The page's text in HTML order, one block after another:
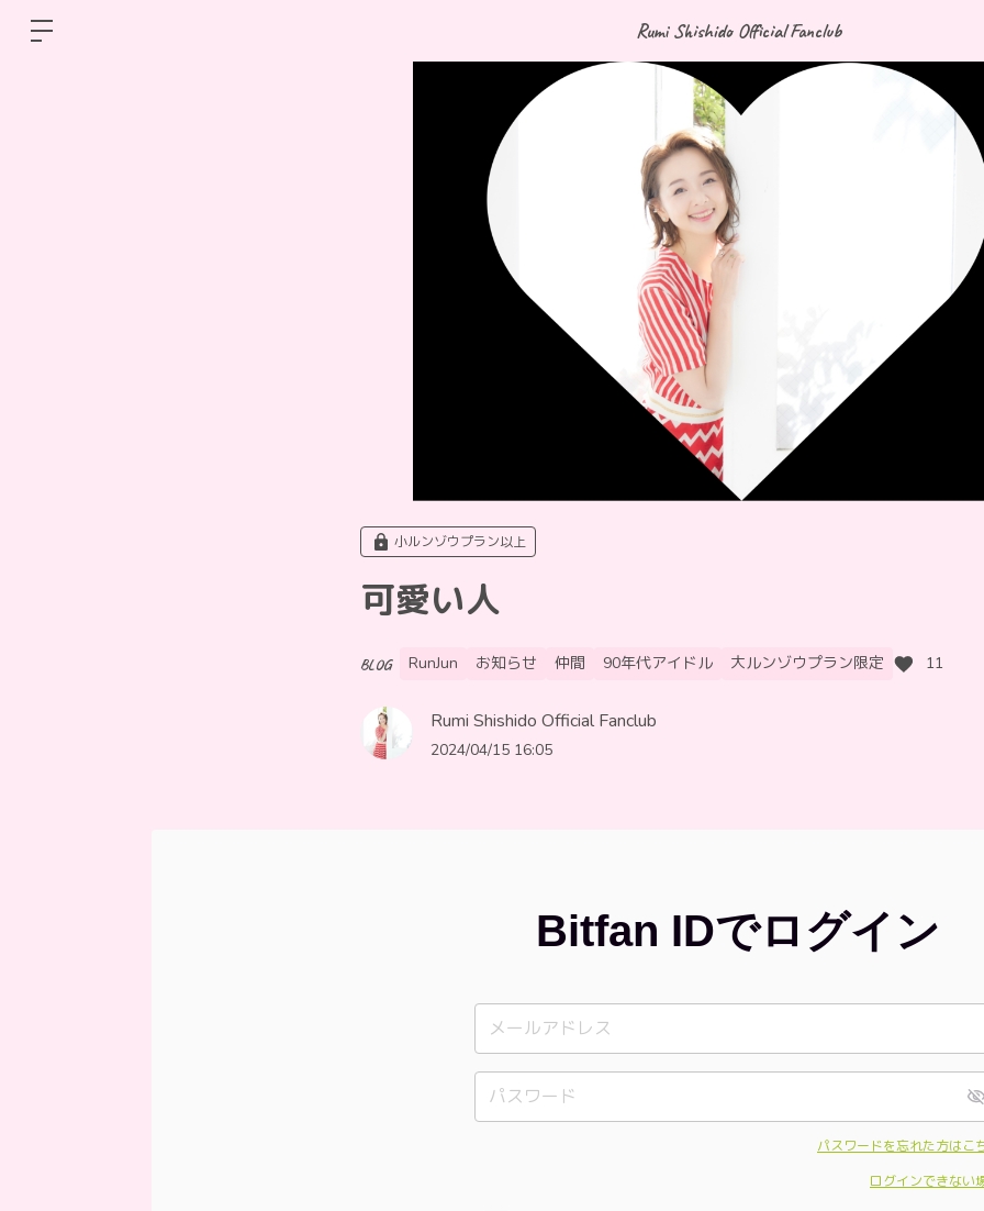
Rumi Shishido Official Fanclub
小ルンゾウプラン以上
可愛い人
BLOG RunJun お知らせ 仲間 90年代アイドル 大ルンゾウプラン限定 11
Rumi Shishido Official Fanclub
2024/04/15 16:05
Bitfan IDでログイン
パスワードを忘れた方はこ
ログインできない